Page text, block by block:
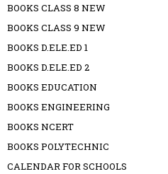
BOOKS CLASS 8 NEW
BOOKS CLASS 9 NEW
BOOKS D.ELE.ED 1
BOOKS D.ELE.ED 2
BOOKS EDUCATION
BOOKS ENGINEERING
BOOKS NCERT
BOOKS POLYTECHNIC
CALENDAR FOR SCHOOLS